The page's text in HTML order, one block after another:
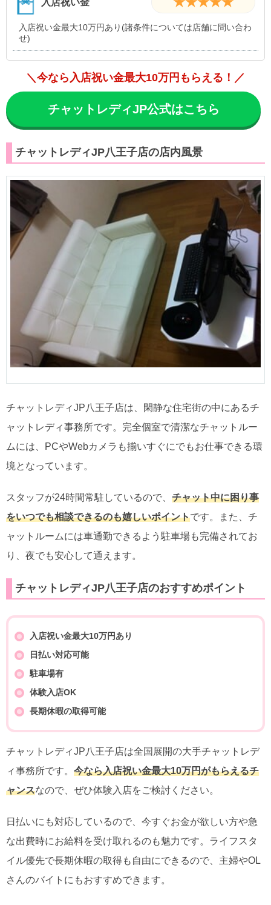
入店祝い金
入店祝い金最大10万円あり(諸条件については店舗に問い合わ
せ)
＼今なら入店祝い金最大10万円もらえる！／
チャットレディJP公式はこちら
チャットレディJP八王子店の店内風景
チャットレディJP八王子店は、閑静な住宅街の中にあるチ
ャットレディ事務所です。完全個室で清潔なチャットルー
ムには、PCやWebカメラも揃いすぐにでもお仕事できる環
境となっています。
スタッフが24時間常駐しているので、 チャット中に困り事
をいつでも相談できるのも嬉しいポイントです。また、チ
ャットルームには車通勤できるよう駐車場も完備されてお
り、夜でも安心して通えます。
チャットレディJP八王子店のおすすめポイント
入店祝い金最大10万円あり
日払い対応可能
駐車場有
体験入店OK
長期休暇の取得可能
チャットレディJP八王子店は全国展開の大手チャットレデ
ィ事務所です。 今なら入店祝い金最大10万円がもらえるチ
ャンスなので、ぜひ体験入店をご検討ください。
日払いにも対応しているので、今すぐお金が欲しい方や急
な出費時にお給料を受け取れるのも魅力です。ライフスタ
イル優先で長期休暇の取得も自由にできるので、主婦やOL
さんのバイトにもおすすめできます。